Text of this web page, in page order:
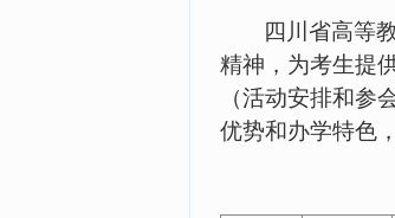
四川省高等
精神，为考生提
（活动安排和
优势和办学特色